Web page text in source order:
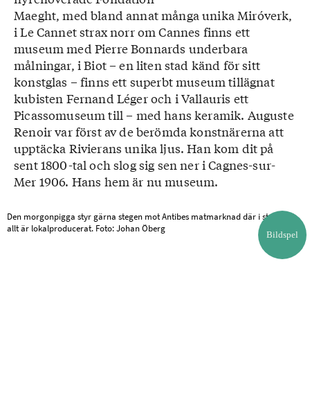
Maeght, med bland annat många unika Miróverk,
i Le Cannet strax norr om Cannes finns ett
museum med Pierre Bonnards underbara
målningar, i Biot – en liten stad känd för sitt
konstglas – finns ett superbt museum tillägnat
kubisten Fernand Léger och i Vallauris ett
Picassomuseum till – med hans keramik. Auguste
Renoir var först av de berömda konstnärerna att
upptäcka Rivierans unika ljus. Han kom dit på
sent 1800-tal och slog sig sen ner i Cagnes-sur-
Mer 1906. Hans hem är nu museum.
Bildspel
Den morgonpigga styr gärna stegen mot Antibes matmarknad där i stort sett
allt är lokalproducerat. Foto: Johan Öberg